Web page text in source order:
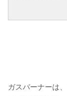
ガスバーナーは